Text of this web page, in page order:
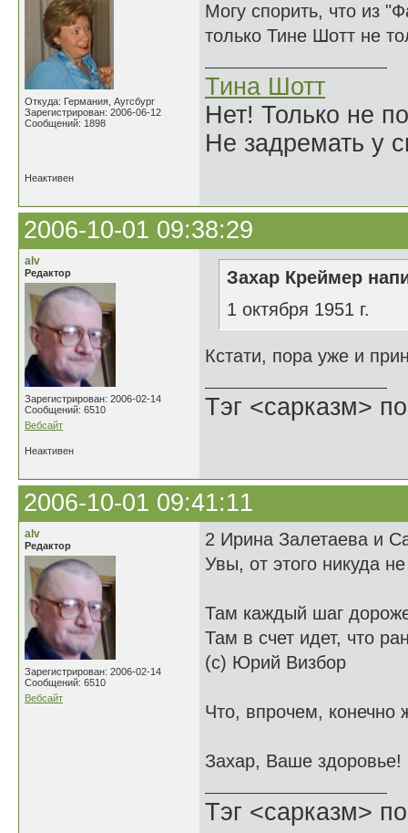
Откуда: Германия, Аугсбург
Зарегистрирован: 2006-06-12
Сообщений: 1898
Могу спорить, что из
только Тине Шотт не
Тина Шотт
Нет! Только не
Не задремать у
Неактивен
2006-10-01 09:38:29
alv
Редактор
Зарегистрирован: 2006-02-14
Сообщений: 6510
Вебсайт
Захар Креймер
1 октября 1951 г.
Кстати, пора уже и
Тэг <сарказм>
Неактивен
2006-10-01 09:41:11
alv
Редактор
Зарегистрирован: 2006-02-14
Сообщений: 6510
Вебсайт
2 Ирина Залетаева и
Увы, от этого никуда
Там каждый шаг
Там в счет идет, что
(с) Юрий Визбор
Что, впрочем, конечно
Захар, Ваше здоровье!
Тэг <сарказм>